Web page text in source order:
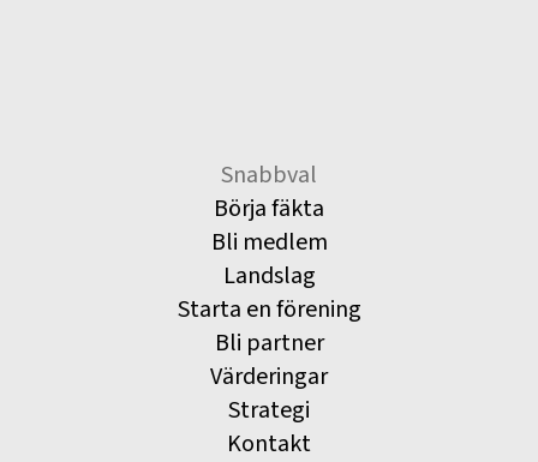
Snabbval
Börja fäkta
Bli medlem
Landslag
Starta en förening
Bli partner
Värderingar
Strategi
Kontakt